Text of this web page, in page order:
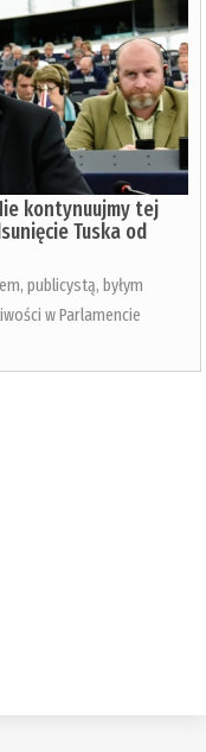
kontynuujmy tej
Tuska od
publicystą, byłym
w Parlamencie